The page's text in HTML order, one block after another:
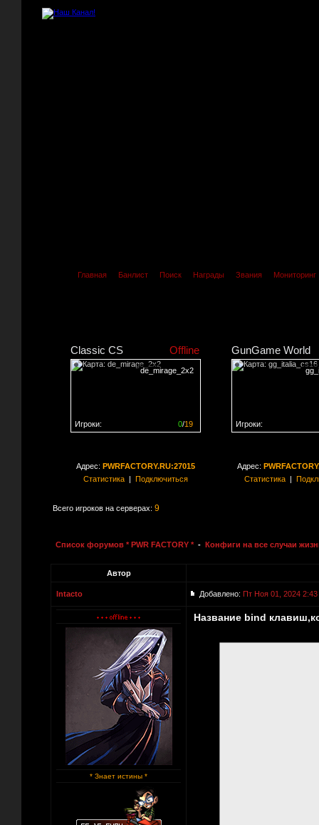
Главная Банлист Поиск Награды Звания Мониторинг
Classic CS Offline
de_mirage_2x2
0/19
Игроки:
GunGame World
Игроки:
Адрес: PWRFACTORY.RU:27015
Статистика| Подключиться
Адрес:
Статистика|
Всего игроков на серверах: 9
Список форумов * PWR FACTORY * - Конфиги на все случаи
Автор
Intacto Добавлено: Пт Ноя 01, 2024 2:43
* Знает истины *
Название bind